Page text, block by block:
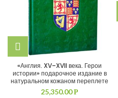
«Англия. XV–XVII века. Герои
истории» подарочное издание в
натуральном кожаном переплете
25,350.00Р